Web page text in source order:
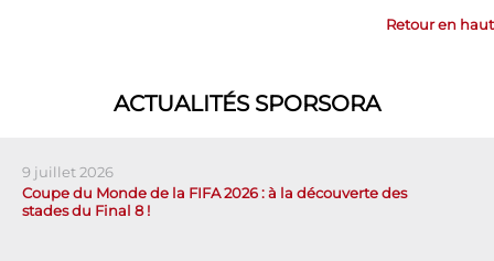
Retour en haut
ACTUALITÉS SPORSORA
9 juillet 2026
Coupe du Monde de la FIFA 2026 : à la découverte des
stades du Final 8 !